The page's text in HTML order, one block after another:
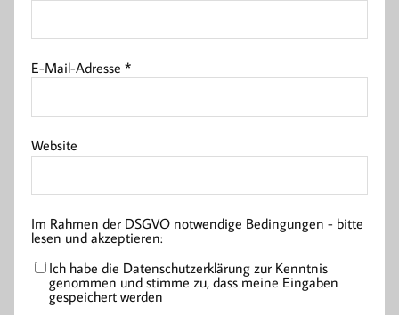
E-Mail-Adresse*
Website
Im Rahmen der DSGVO notwendige Bedingungen - bitte
lesen und akzeptieren:
Ich habe die Datenschutzerklärung zur Kenntnis
genommen und stimme zu, dass meine Eingaben
gespeichert werden